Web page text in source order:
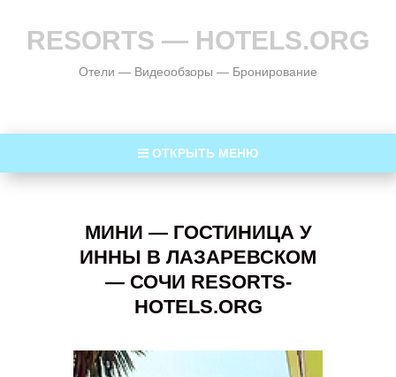
RESORTS — HOTELS.ORG
Отели — Видеообзоры — Бронирование
ОТКРЫТЬ МЕНЮ
МИНИ — ГОСТИНИЦА У
ИННЫ В ЛАЗАРЕВСКОМ
— СОЧИ RESORTS-
HOTELS.ORG